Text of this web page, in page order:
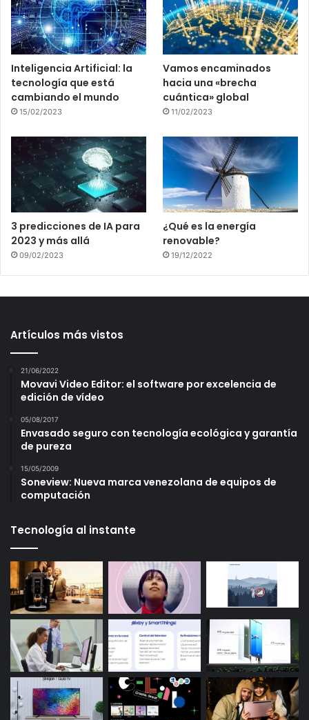
Inteligencia Artificial: la
tecnología que está
cambiando el mundo
15/02/2023
Vamos encaminados
hacia una «brecha
cuántica» global
11/02/2023
3 predicciones de IA para
2023 y más allá
09/02/2023
¿Qué es la energía
renovable?
19/12/2022
Artículos más vistos
21/06/2022
Movavi Video Editor: el software por excelencia de
edición de vídeo
05/08/2017
Envasado seguro con tecnología ecológica y garantía
de pureza
15/05/2009
Soneview: Nueva marca venezolana de equipos de
computación
Tecnología al instante